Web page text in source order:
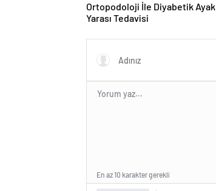
Ortopodoloji İle Diyabetik Ayak
Yarası Tedavisi
En az 10 karakter gerekli